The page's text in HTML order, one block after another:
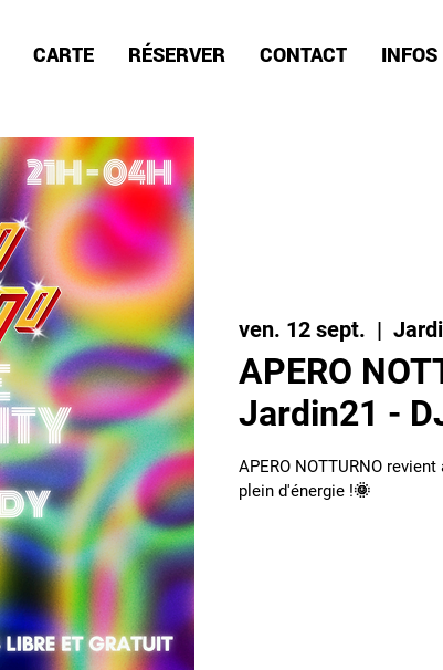
CARTE RÉSERVER CONTACT INFOS
ven. 12 sept.
  |
APERO
Jardin21 -
APERO NOTTURNO
plein d'énergie !🌞